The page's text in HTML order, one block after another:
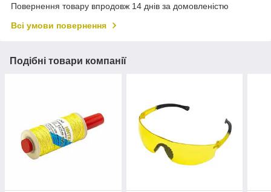
Повернення товару впродовж 14 днів за домовленістю
Всі умови повернення
Подібні товари компанії